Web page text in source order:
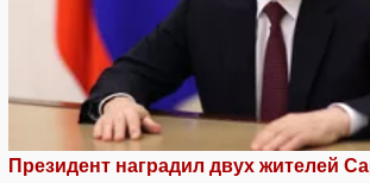
Президент наградил двух жителей